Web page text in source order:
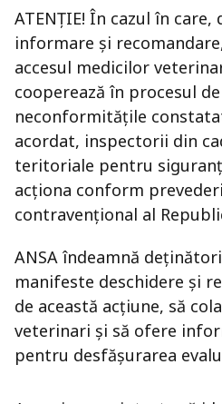
ATENȚIE! În cazul în care,
informare și
accesul medicilor
cooperează în procesul
neconformitățile
acordat, inspectorii din
teritoriale pentru
acționa conform
contravențional al
ANSA îndeamnă
manifeste deschidere și
de această acțiune, să
veterinari și să ofere
pentru desfășurarea